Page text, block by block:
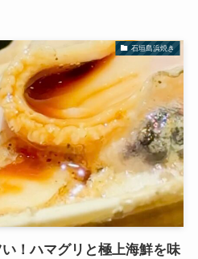
石垣島浜焼き
！ハマグリと極上海鮮を味